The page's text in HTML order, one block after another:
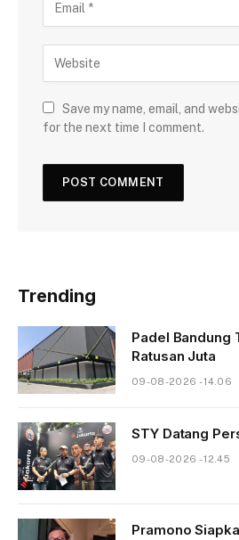
Save my name, email, and
for the next time I comment.
Trending
Padel Bandung
Ratusan Juta
09-08-2026 - 14.06
STY Datang
09-08-2026 - 12.45
Pramono